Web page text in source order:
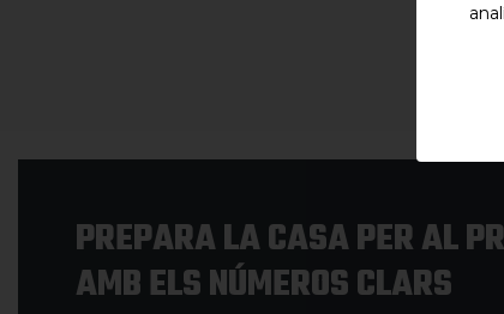
PREPARA LA CASA PER AL
AMB ELS NÚMEROS CLARS